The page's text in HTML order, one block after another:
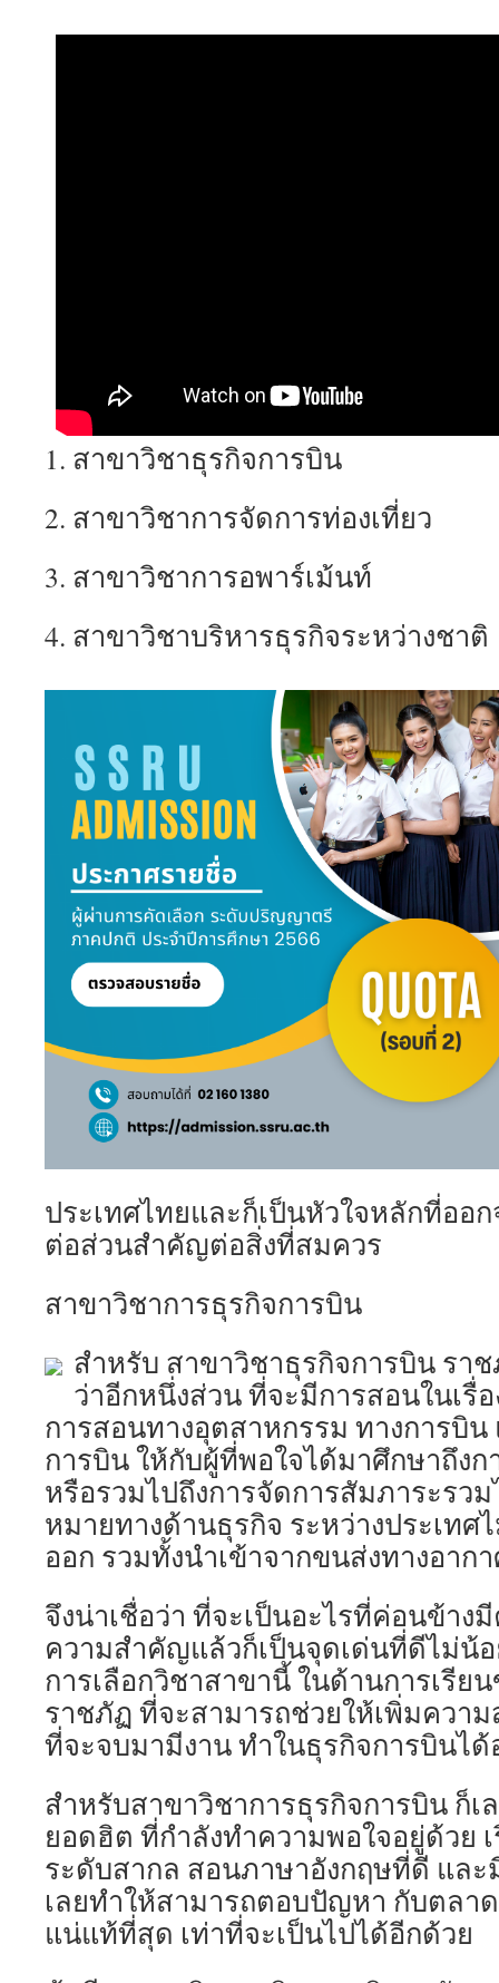
1. สาขาวิชาธุรกิจการบิน
2. สาขาวิชาการจัดการท่องเที่ยว
3. สาขาวิชาการอพาร์เม้นท์
4. สาขาวิชาบริหารธุรกิจระหว่างชาติ
ประเทศไทยและก็เป็นหัวใจหลักที่ออ
ต่อส่วนสำคัญต่อสิ่งที่สมควร
สาขาวิชาการธุรกิจการบิน
สำหรับ สาขาวิชาธุรกิจการบิน รา
ว่าอีกหนึ่งส่วน ที่จะมีการสอนในเรื่
การสอนทางอุตสาหกรรม ทางการบิน
การบิน ให้กับผู้ที่พอใจได้มาศึกษาถึงก
หรือรวมไปถึงการจัดการสัมภาระรวม
หมายทางด้านธุรกิจ ระหว่างประเทศ
ออก รวมทั้งนำเข้าจากขนส่งทางอาก
จึงน่าเชื่อว่า ที่จะเป็นอะไรที่ค่อนข้าง
ความสำคัญแล้วก็เป็นจุดเด่นที่ดีไม่น้อ
การเลือกวิชาสาขานี้ ในด้านการเรีย
ราชภัฏ ที่จะสามารถช่วยให้เพิ่มควา
ที่จะจบมามีงาน ทำในธุรกิจการบินไ
สำหรับสาขาวิชาการธุรกิจการบิน ก็เ
ยอดฮิต ที่กำลังทำความพอใจอยู่ด้วย
ระดับสากล สอนภาษาอังกฤษที่ดี และ
เลยทำให้สามารถตอบปัญหา กับตลา
แน่แท้ที่สุด เท่าที่จะเป็นไปได้อีกด้วย